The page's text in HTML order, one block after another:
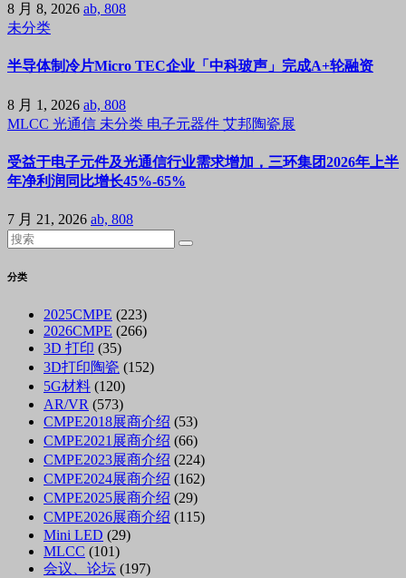
8 月 8, 2026 ab, 808
未分类
半导体制冷片Micro TEC企业「中科玻声」完成A+轮融资
8 月 1, 2026 ab, 808
MLCC 光通信 未分类 电子元器件 艾邦陶瓷展
受益于电子元件及光通信行业需求增加，三环集团2026年上半
年净利润同比增长45%-65%
7 月 21, 2026 ab, 808
分类
2025CMPE (223)
2026CMPE (266)
3D 打印 (35)
3D打印陶瓷 (152)
5G材料 (120)
AR/VR (573)
CMPE2018展商介绍 (53)
CMPE2021展商介绍 (66)
CMPE2023展商介绍 (224)
CMPE2024展商介绍 (162)
CMPE2025展商介绍 (29)
CMPE2026展商介绍 (115)
Mini LED (29)
MLCC (101)
会议、论坛 (197)